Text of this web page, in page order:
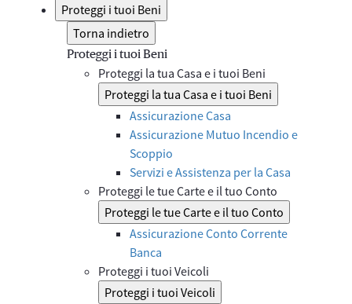
Proteggi i tuoi Beni
Torna indietro
Proteggi i tuoi Beni
Proteggi la tua Casa e i tuoi Beni
Proteggi la tua Casa e i tuoi Beni
Assicurazione Casa
Assicurazione Mutuo Incendio e
Scoppio
Servizi e Assistenza per la Casa
Proteggi le tue Carte e il tuo Conto
Proteggi le tue Carte e il tuo Conto
Assicurazione Conto Corrente
Banca
Proteggi i tuoi Veicoli
Proteggi i tuoi Veicoli